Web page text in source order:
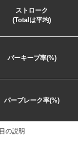
ストローク
(Totalは平均)
パーキープ率(%)
パーブレーク率(%)
の説明